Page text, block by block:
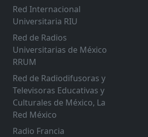
Red Internacional
Universitaria RIU
Red de Radios
Universitarias de México
RRUM
Red de Radiodifusoras y
Televisoras Educativas y
Culturales de México, La
Red México
Radio Francia